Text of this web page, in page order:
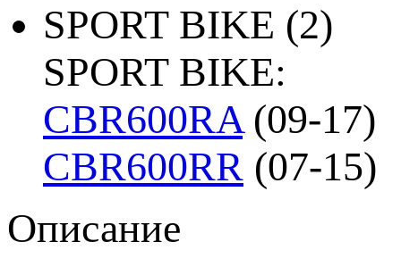
SPORT BIKE (2)
SPORT BIKE:
CBR600RA(09-17)
CBR600RR (07-15)
Описание